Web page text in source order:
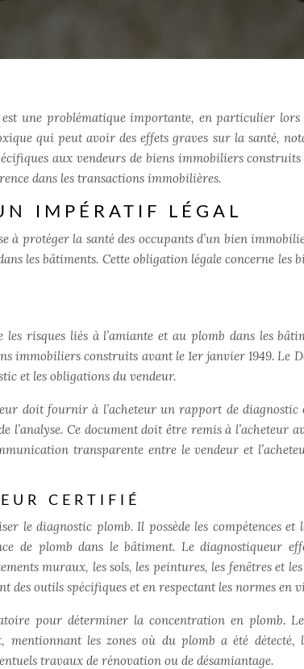
une problématique importante, en particulier lors
qui peut avoir des effets graves sur la santé,
aux vendeurs de biens immobiliers
dans les transactions immobilières.
IMPÉRATIF LÉGAL
à protéger la santé des occupants d’un bien
les bâtiments. Cette obligation légale concerne les
risques liés à l’amiante et au plomb dans les
immobiliers construits avant le 1er janvier 1949. Le
et les obligations du vendeur.
doit fournir à l’acheteur un rapport de diagnostic
l’analyse. Ce document doit être remis à l’acheteur
transparente entre le vendeur et
CERTIFIÉ
le diagnostic plomb. Il possède les compétences et
de plomb dans le bâtiment. Le diagnostiqueur
muraux, les sols, les peintures, les fenêtres et
des outils spécifiques et en respectant les normes en
pour déterminer la concentration en plomb.
les zones où du plomb a été détecté,
travaux de rénovation ou de désamiantage.